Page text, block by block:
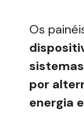
Os
por
energia